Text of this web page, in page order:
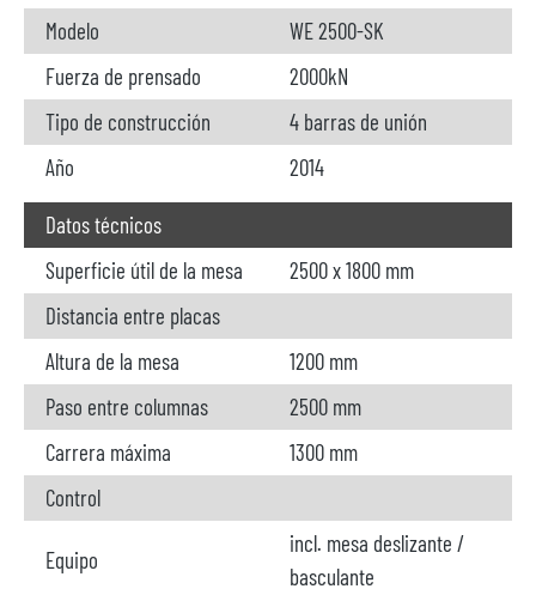
Modelo
WE 2500-SK
Fuerza de prensado
2000kN
Tipo de construcción
4 barras de unión
Año
2014
Datos técnicos
Superficie útil de la mesa
2500 x 1800 mm
Distancia entre placas
Altura de la mesa
1200 mm
Paso entre columnas
2500 mm
Carrera máxima
1300 mm
Control
Equipo
incl. mesa deslizante /
basculante